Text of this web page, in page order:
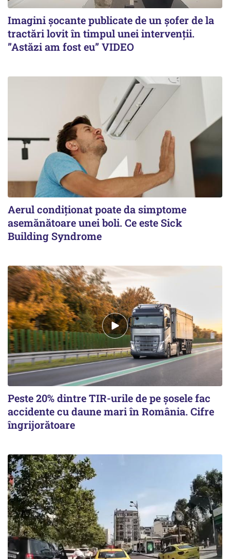
Imagini șocante publicate de un șofer de la
tractări lovit în timpul unei intervenții.
”Astăzi am fost eu” VIDEO
Aerul condiționat poate da simptome
asemănătoare unei boli. Ce este Sick
Building Syndrome
Peste 20% dintre TIR-urile de pe şosele fac
accidente cu daune mari în România. Cifre
îngrijorătoare